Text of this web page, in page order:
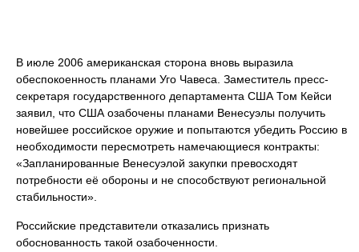
В июле 2006 американская сторона вновь выразила
обеспокоенность планами Уго Чавеса. Заместитель пресс-
секретаря государственного департамента США Том Кейси
заявил, что США озабочены планами Венесуэлы получить
новейшее российское оружие и попытаются убедить Россию в
необходимости пересмотреть намечающиеся контракты:
«Запланированные Венесуэлой закупки превосходят
потребности её обороны и не способствуют региональной
стабильности».
Российские представители отказались признать
обоснованность такой озабоченности.